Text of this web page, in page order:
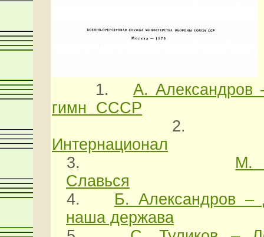
1.
А. Александров
гимн
СССР
2.
Интернационал
3.
М.
Славься
4.
Б. Александров –
наша держава